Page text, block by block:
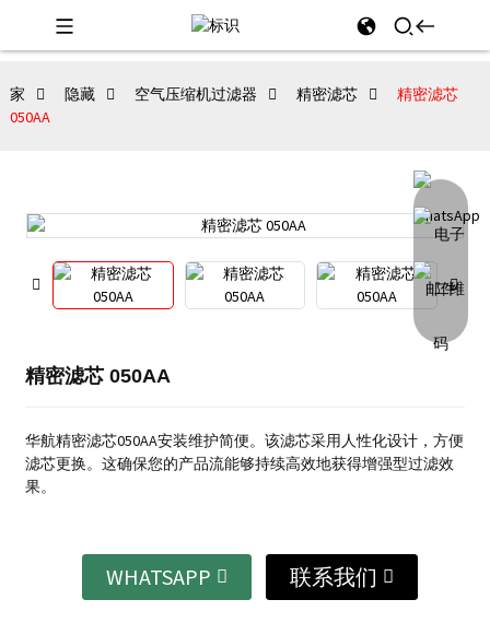
家 隐藏 空气压缩机过滤器 精密滤芯
精密滤芯
050AA
精密滤芯 050AA
华航精密滤芯050AA安装维护简便。该滤芯采用人性化设计，方便
滤芯更换。这确保您的产品流能够持续高效地获得增强型过滤效
果。
WHATSAPP 联系我们